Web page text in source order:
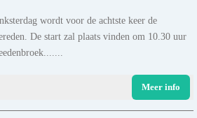
wordt voor de achtste keer de
De start zal plaats vinden om 10.30 uur
Meer info